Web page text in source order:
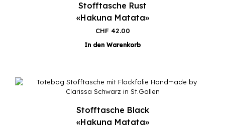
Stofftasche Rust
«Hakuna Matata»
CHF 42.00
In den Warenkorb
Stofftasche Black
«Hakuna Matata»